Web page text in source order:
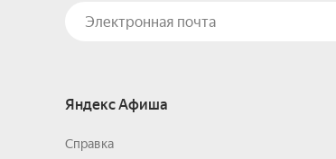
Яндекс Афиша
Справка